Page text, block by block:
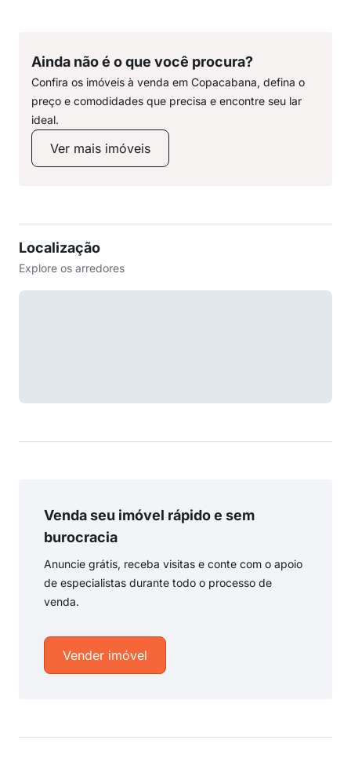
Ainda não é o que você procura?
Confira os imóveis à venda em Copacabana, defina o
preço e comodidades que precisa e encontre seu lar
ideal.
Ver mais imóveis
Localização
Explore os arredores
Venda seu imóvel rápido e sem
burocracia
Anuncie grátis, receba visitas e conte com o apoio
de especialistas durante todo o processo de
venda.
Vender imóvel